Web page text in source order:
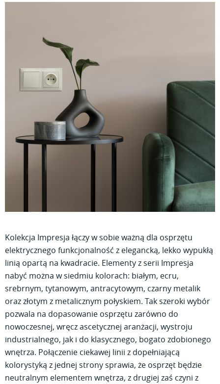
Kolekcja Impresja łączy w sobie ważną dla osprzętu
elektrycznego funkcjonalność z elegancką, lekko wypukłą
linią opartą na kwadracie. Elementy z serii Impresja
nabyć można w siedmiu kolorach: białym, ecru,
srebrnym, tytanowym, antracytowym, czarny metalik
oraz złotym z metalicznym połyskiem. Tak szeroki wybór
pozwala na dopasowanie osprzętu zarówno do
nowoczesnej, wręcz ascetycznej aranżacji, wystroju
industrialnego, jak i do klasycznego, bogato zdobionego
wnętrza. Połączenie ciekawej linii z dopełniającą
kolorystyką z jednej strony sprawia, że osprzęt będzie
neutralnym elementem wnętrza, z drugiej zaś czyni z